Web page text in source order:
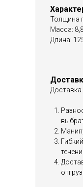
Толщина
Масса:
Длина: